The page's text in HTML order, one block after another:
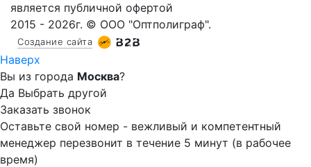
является публичной офертой
2015 - 2026г. © ООО "Оптполиграф".
Создание сайта
Наверх
Вы из города Москва?
Да Выбрать другой
Заказать звонок
Оставьте свой номер - вежливый и компетентный
менеджер перезвонит в течение 5 минут (в рабочее
время)